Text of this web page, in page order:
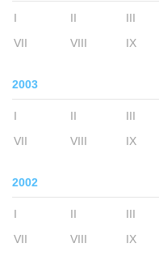
I II III
VII
VIII IX
2003
I II III
VII
VIII IX
2002
I II III
VII
VIII IX